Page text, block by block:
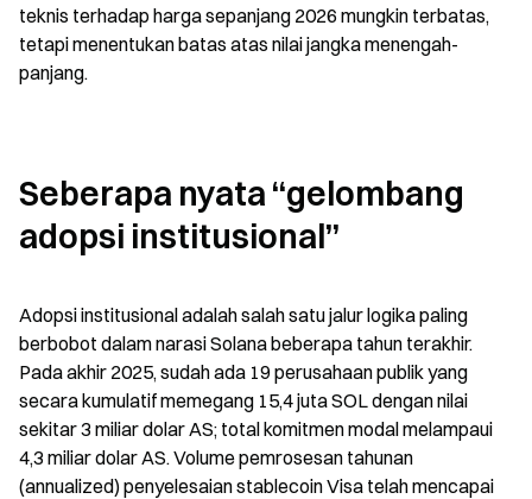
teknis terhadap harga sepanjang 2026 mungkin terbatas,
tetapi menentukan batas atas nilai jangka menengah-
panjang.
Seberapa nyata “gelombang
adopsi institusional”
Adopsi institusional adalah salah satu jalur logika paling
berbobot dalam narasi Solana beberapa tahun terakhir.
Pada akhir 2025, sudah ada 19 perusahaan publik yang
secara kumulatif memegang 15,4 juta SOL dengan nilai
sekitar 3 miliar dolar AS; total komitmen modal melampaui
4,3 miliar dolar AS. Volume pemrosesan tahunan
(annualized) penyelesaian stablecoin Visa telah mencapai